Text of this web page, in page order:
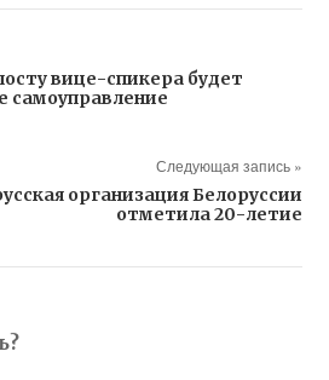
вице-спикера будет
самоуправление
Следующая запись »
организация Белоруссии
отметила 20-летие